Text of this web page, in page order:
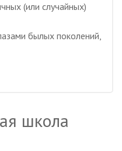
(или случайных)
былых поколений,
школа